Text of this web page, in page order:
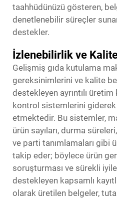
taahhüdünüzü gösteren,
denetlenebilir süreçler
destekler.
İzlenebilirlik ve
Gelişmiş gıda kutulama
gereksinimlerini ve kalite
destekleyen ayrıntılı
kontrol sistemlerini
etmektedir. Bu sistemler,
ürün sayıları, durma
ve parti tanımlamaları gibi
takip eder; böylece ürün
soruşturması ve sürekli
destekleyen kapsamlı
olarak üretilen belgeler,